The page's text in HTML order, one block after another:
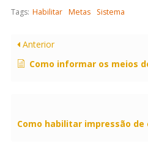
Tags: Habilitar Metas Sistema
Anterior
Como informar os meios de